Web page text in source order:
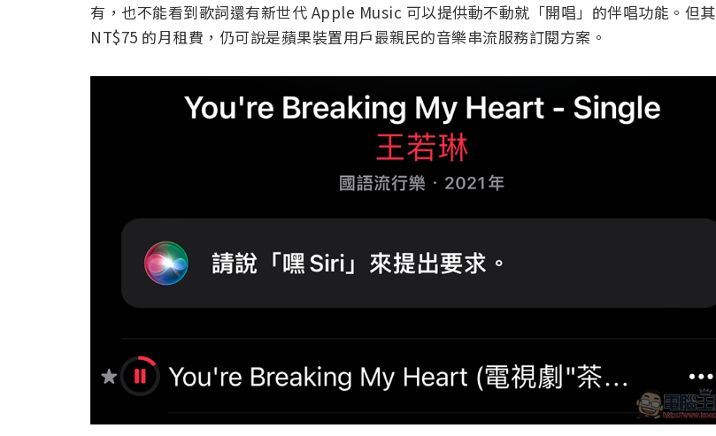
有，也不能看到歌詞還有新世代 Apple Music 可以提供動不動就「開唱」的伴唱功能。但其
NT$75 的月租費，仍可說是蘋果裝置用戶最親民的音樂串流服務訂閱方案。